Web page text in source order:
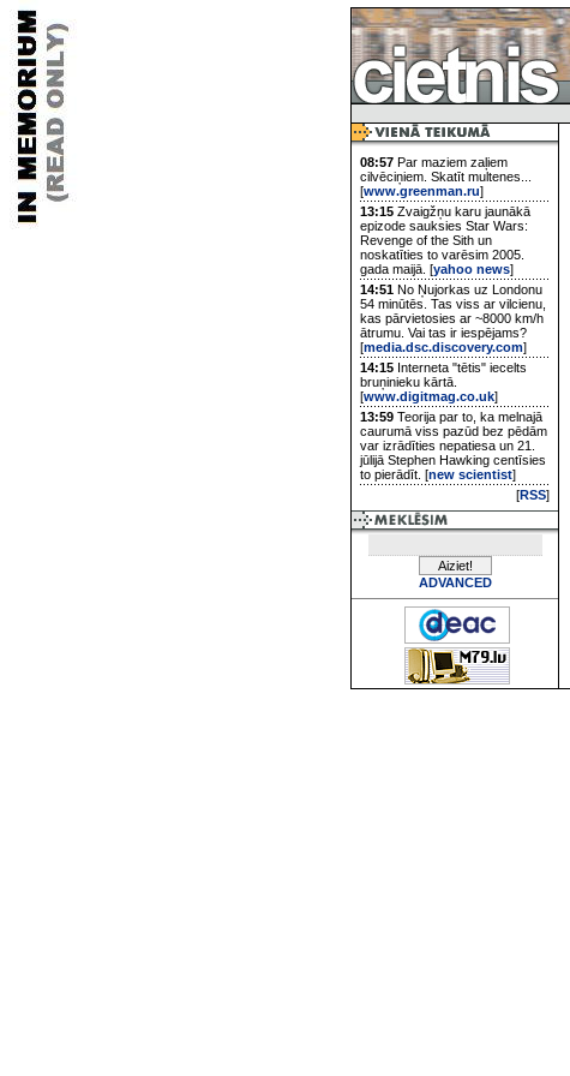
08:57 Par maziem zaļiem
cilvēciņiem. Skatīt multenes...
[www.greenman.ru]
13:15 Zvaigžņu karu jaunākā
epizode sauksies Star Wars:
Revenge of the Sith un
noskatīties to varēsim 2005.
gada maijā. [yahoo news]
14:51 No Ņujorkas uz Londonu
54 minūtēs. Tas viss ar vilcienu,
kas pārvietosies ar ~8000 km/h
ātrumu. Vai tas ir iespējams?
[media.dsc.discovery.com]
14:15 Interneta "tētis" iecelts
bruņinieku kārtā.
[www.digitmag.co.uk]
13:59 Teorija par to, ka melnajā
caurumā viss pazūd bez pēdām
var izrādīties nepatiesa un 21.
jūlijā Stephen Hawking centīsies
to pierādīt. [new scientist]
[RSS]
ADVANCED